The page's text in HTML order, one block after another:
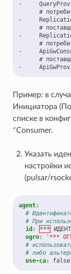
-
#
-
#
-
#
-
#
-
Пример: в
Инициатора
списке в
*Consumer.
Указать
настройки
(pulsar/
agent:
#
# При
id : ***
ogrn: '***
#
# либо
use-ca: false